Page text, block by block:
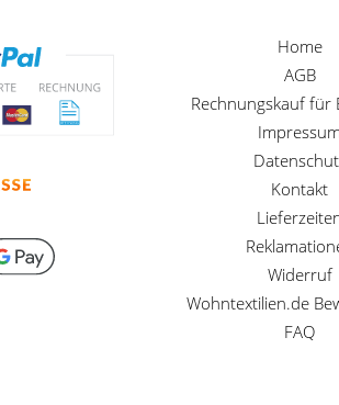
Home
AGB
Rechnungskauf für
Impressum
Kontakt
Widerruf
Wohntextilien.de
FAQ